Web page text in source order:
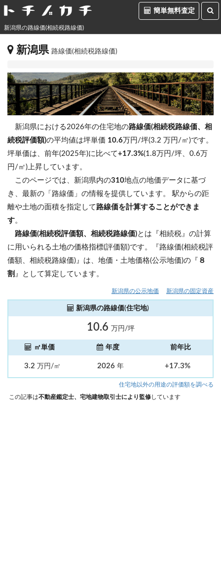
簡単無料査定
新潟県の路線価(相続税路線価)
新潟県 路線価(相続税路線価)
新潟県における2026年の住宅地の路線価(相続税路線価、相
続税評価額)の平均値は坪単価 10.6万円/坪(3.2 万円/㎡)です。
坪単価は、前年(2025年)に比べて+17.3%(1.8万円/坪、0.6万
円/㎡)上昇しています。
このページでは、新潟県内の310地点の地価データに基づ
き、最新の「路線価」の情報を提供しています。 駅からの距
離や土地の面積を指定して 路線価を計算することができま
す。
路線価(相続税評価額、相続税路線価)とは『相続税』の計算
に用いられる土地の価格指標(評価額)です。『路線価(相続税評
価額、相続税路線価)』は、地価・土地価格(公示地価)の『 ８
割 』として算定しています。
新潟県の公示地価 新潟県の固定資産
新潟県の路線価(住宅地)
10.6 万円/坪
㎡単価 年度 前年比
3.2 万円/㎡ 2026 年 +17.3%
住宅地以外の用途の評価額を調べる
この記事は不動産鑑定士、宅地建物取引士により監修しています